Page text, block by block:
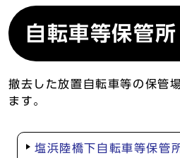
自転車等保管所
撤去した放置自転車等の保管
ます。
塩浜陸橋下自転車等保管